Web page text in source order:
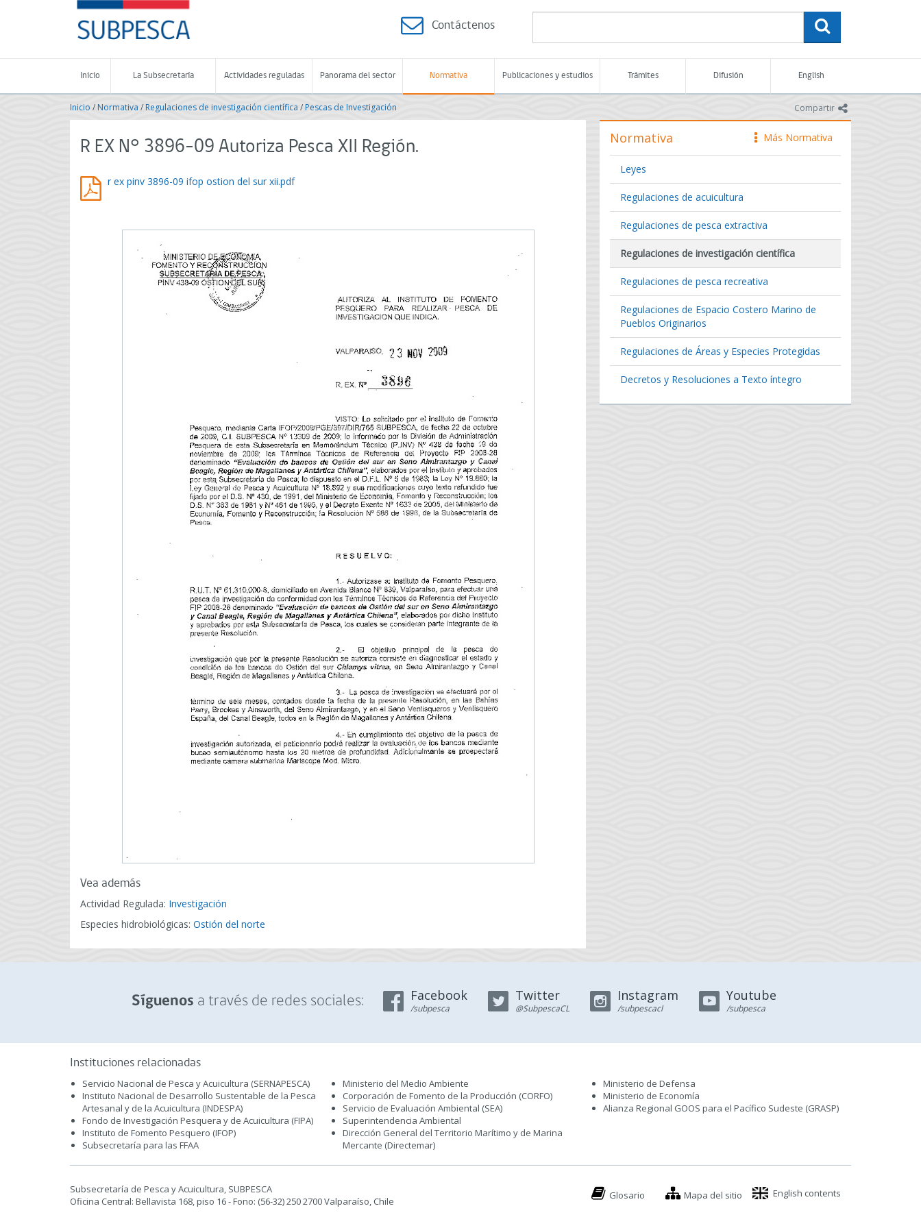
-
Subsecretaría
de
Pesca
Acuicultura
-
de
Chile
Contáctenos
Inicio La Subsecretaría Actividades reguladas Panorama del sector Normativa Publicaciones y estudios Trámites Difusión English
Compartir icono
Inicio /Normativa / Regulaciones de investigación científica /Pescas de Investigación
R EX N° 3896-09 Autoriza Pesca XII Región.
r ex pinv 3896-09 ifop ostion del sur xii.pdf
Vea además
Actividad Regulada: Investigación
Especies hidrobiológicas: Ostión del norte
icono
Más Normativa
Normativa
Leyes
Regulaciones de acuicultura
Regulaciones de pesca extractiva
Regulaciones de investigación científica
Regulaciones de pesca recreativa
Regulaciones de Espacio Costero Marino de
Pueblos Originarios
Regulaciones de Áreas y Especies Protegidas
Decretos y Resoluciones a Texto íntegro
Síguenos a través de redes sociales: Facebook
/subpesca
Twitter
@SubpescaCL
Instagram
/subpescacl
Youtube
/subpesca
Instituciones relacionadas
Servicio Nacional de Pesca y Acuicultura (SERNAPESCA)
Instituto Nacional de Desarrollo Sustentable de la Pesca
Artesanal y de la Acuicultura (INDESPA)
Fondo de Investigación Pesquera y de Acuicultura (FIPA)
Instituto de Fomento Pesquero (IFOP)
Subsecretaría para las FFAA
Ministerio del Medio Ambiente
Corporación de Fomento de la Producción (CORFO)
Servicio de Evaluación Ambiental (SEA)
Superintendencia Ambiental
Dirección General del Territorio Marítimo y de Marina
Mercante (Directemar)
Ministerio de Defensa
Ministerio de Economía
Alianza Regional GOOS para el Pacífico Sudeste (GRASP)
Subsecretaría de Pesca y Acuicultura, SUBPESCA
Oficina Central: Bellavista 168, piso 16 - Fono: (56-32) 250 2700 Valparaíso, Chile
Glosario Mapa del sitio English contents